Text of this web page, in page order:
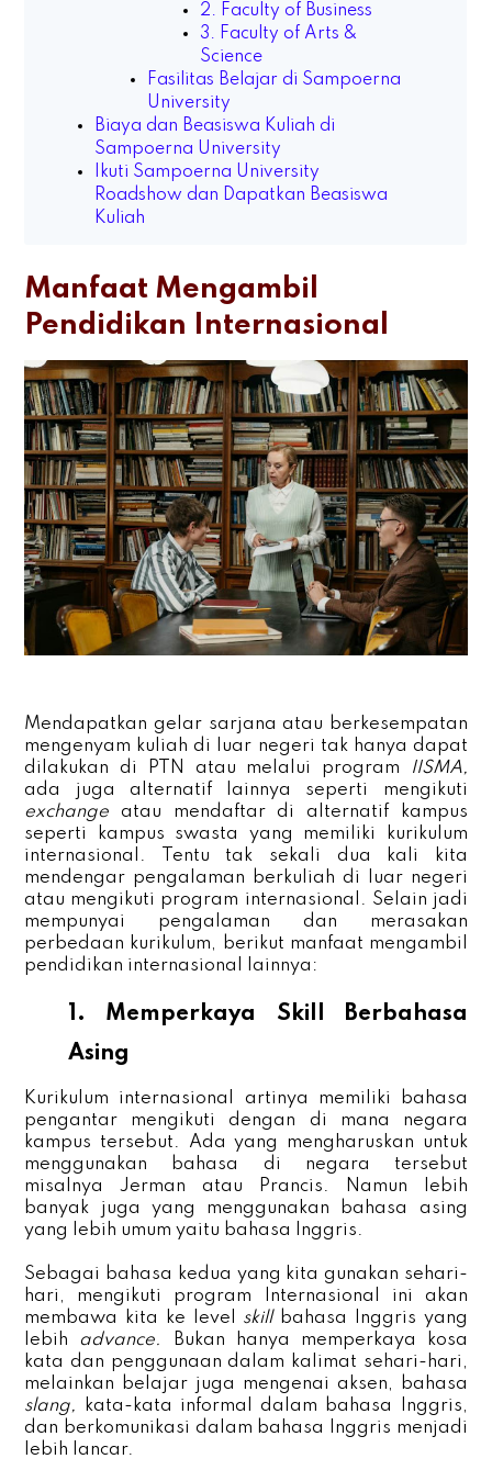
2. Faculty of Business
3. Faculty of Arts &
Science
Fasilitas Belajar di Sampoerna
University
Biaya dan Beasiswa Kuliah di
Sampoerna University
Ikuti Sampoerna University
Roadshow dan Dapatkan Beasiswa
Kuliah
Manfaat Mengambil
Pendidikan Internasional
Mendapatkan gelar sarjana atau berkesempatan
mengenyam kuliah di luar negeri tak hanya dapat
dilakukan di PTN atau melalui program
IISMA,
ada juga alternatif lainnya seperti mengikuti
exchange atau mendaftar di alternatif kampus
seperti kampus swasta yang memiliki kurikulum
internasional. Tentu tak sekali dua kali kita
mendengar pengalaman berkuliah di luar negeri
atau mengikuti program internasional. Selain jadi
mempunyai pengalaman dan merasakan
perbedaan kurikulum, berikut manfaat mengambil
pendidikan internasional lainnya:
1. Memperkaya Skill Berbahasa
Asing
Kurikulum internasional artinya memiliki bahasa
pengantar mengikuti dengan di mana negara
kampus tersebut. Ada yang mengharuskan untuk
menggunakan bahasa di negara tersebut
misalnya Jerman atau Prancis. Namun lebih
banyak juga yang menggunakan bahasa asing
yang lebih umum yaitu bahasa Inggris.
Sebagai bahasa kedua yang kita gunakan sehari-
hari, mengikuti program Internasional ini akan
membawa kita ke level skill bahasa Inggris yang
lebih advance.
Bukan hanya memperkaya kosa
kata dan penggunaan dalam kalimat sehari-hari,
melainkan belajar juga mengenai aksen, bahasa
slang,
kata-kata informal dalam bahasa Inggris,
dan berkomunikasi dalam bahasa Inggris menjadi
lebih lancar.